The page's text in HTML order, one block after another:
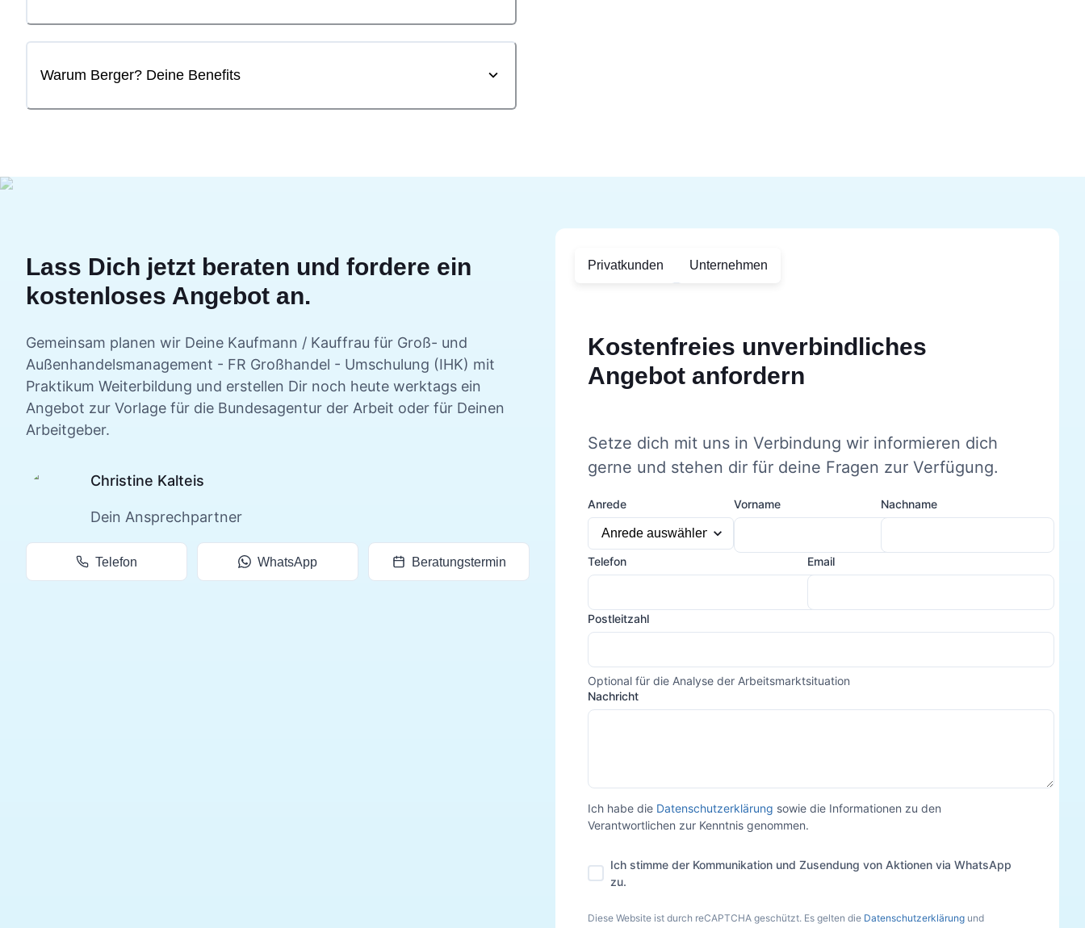
Warum Berger? Deine Benefits
Lass Dich jetzt beraten und fordere ein
kostenloses Angebot an.
Gemeinsam planen wir Deine Kaufmann / Kauffrau für Groß- und
Außenhandelsmanagement - FR Großhandel - Umschulung (IHK) mit
Praktikum Weiterbildung und erstellen Dir noch heute werktags ein
Angebot zur Vorlage für die Bundesagentur der Arbeit oder für Deinen
Arbeitgeber.
Christine Kalteis
Dein Ansprechpartner
Telefon WhatsApp Beratungstermin
Privatkunden Unternehmen
Kostenfreies unverbindliches
Angebot anfordern
Setze dich mit uns in Verbindung wir informieren dich
gerne und stehen dir für deine Fragen zur Verfügung.
Anrede Vorname Nachname
Telefon Email
Postleitzahl
Optional für die Analyse der Arbeitsmarktsituation
Nachricht
Ich habe die Datenschutzerklärung sowie die Informationen zu den
Verantwortlichen zur Kenntnis genommen.
Ich stimme der Kommunikation und Zusendung von Aktionen via WhatsApp
zu.
Diese Website ist durch reCAPTCHA geschützt. Es gelten die Datenschutzerklärung und